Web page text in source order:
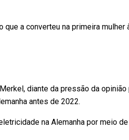
a converteu na primeira mulher
diante da pressão da opinião
antes de 2022.
na Alemanha por meio